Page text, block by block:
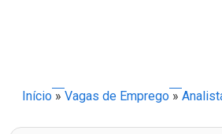
Início » Vagas de Emprego »